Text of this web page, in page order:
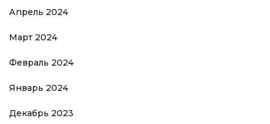
Апрель 2024
Март 2024
Февраль 2024
Январь 2024
Декабрь 2023